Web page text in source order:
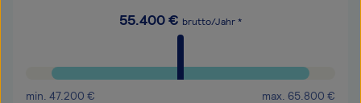
55.400€ brutto/Jahr *
min. 47.200 € max. 65.800 €